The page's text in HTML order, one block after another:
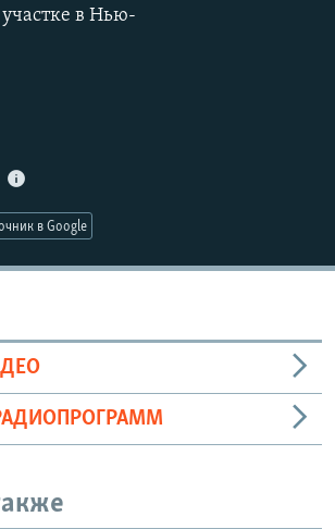
РАССЫЛКУ
РС
в Нью-
в Google